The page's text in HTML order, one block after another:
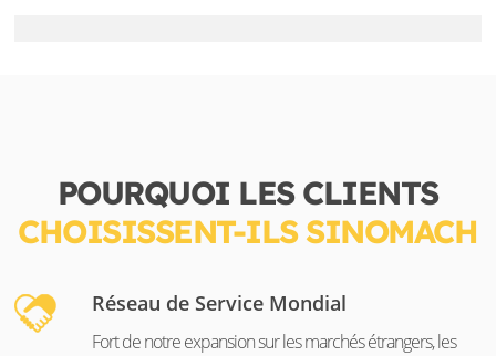
POURQUOI LES CLIENTS
CHOISISSENT-ILS SINOMACH
Réseau de Service Mondial
Fort de notre expansion sur les marchés étrangers, les